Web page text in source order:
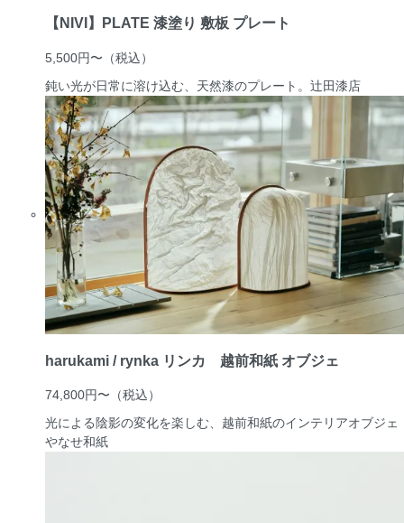
【NIVI】PLATE 漆塗り 敷板 プレート
5,500円〜 （税込）
鈍い光が日常に溶け込む、天然漆のプレート。 辻田漆店
harukami / rynka リンカ 越前和紙 オブジェ
74,800円〜 （税込）
光による陰影の変化を楽しむ、越前和紙のインテリアオブジェ
やなせ和紙